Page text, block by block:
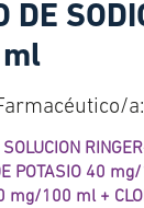
DE
a:
SOLUCION
POTASIO 40
mg/100 ml +